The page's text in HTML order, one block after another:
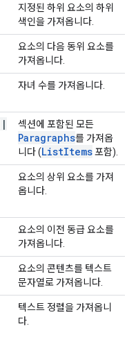
지정된 하위 요소의 하위
색인을 가져옵니다.
요소의 다음 동위 요소를
가져옵니다.
자녀 수를 가져옵니다.
|
섹션에 포함된 모든
Paragraphs를 가져옵
니다 (ListItems포함).
요소의 상위 요소를 가져
옵니다.
요소의 이전 동급 요소를
가져옵니다.
요소의 콘텐츠를 텍스트
문자열로 가져옵니다.
텍스트 정렬을 가져옵니
다.